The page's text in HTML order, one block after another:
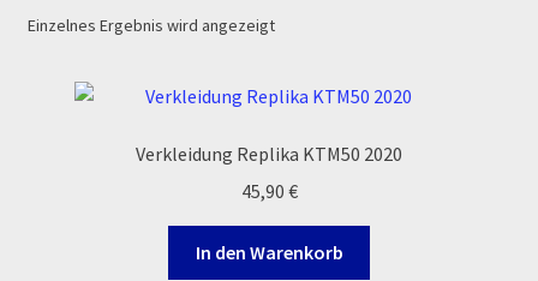
Einzelnes Ergebnis wird angezeigt
Verkleidung Replika KTM50 2020
45,90 €
In den Warenkorb